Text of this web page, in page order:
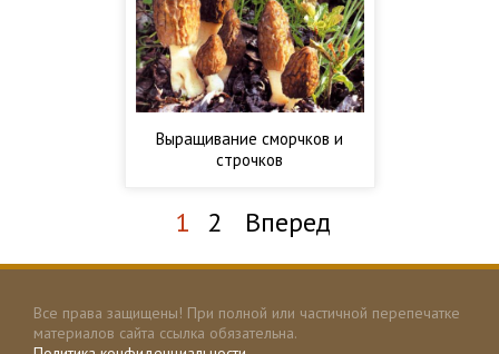
Выращивание сморчков и
строчков
1 2 Вперед
Все права защищены! При полной или частичной перепечатке
материалов сайта ссылка обязательна.